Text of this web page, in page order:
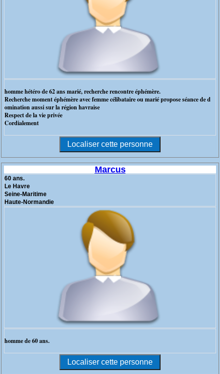
homme hétéro de 62 ans marié, recherche rencontre éphémère.
Recherche moment éphémère avec femme célibataire ou marié propose séance de d
omination aussi sur la région havraise
Respect de la vie privée
Cordialement
Marcus
60 ans.
Le Havre
Seine-Maritime
Haute-Normandie
homme de 60 ans.